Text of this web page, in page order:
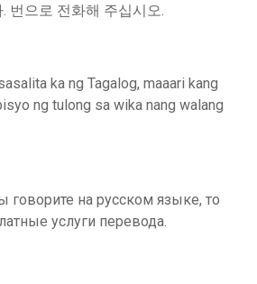
번으로 전화해 주십시오.
ka ng Tagalog, maaari kang
ng tulong sa wika nang walang
на русском языке, то
услуги перевода.